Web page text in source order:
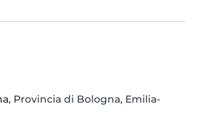
, Provincia di Bologna, Emilia-